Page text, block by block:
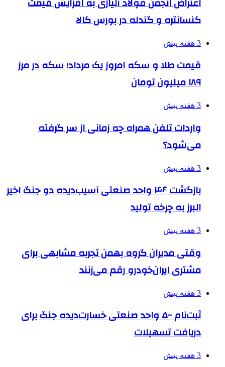
کنسانتره و گندله در بورس کالا
3 هفته پیش
قیمت طلا و سکه امروز یک مرداد؛ سکه در مرز
۱۸۹ میلیون تومان
3 هفته پیش
واردات تلفن همراه چه زمانی از سر گرفته
می‌شود؟
3 هفته پیش
بازگشت ۴۶ واحد صنعتی آسیب‌دیده دو جنگ اخیر
البرز به چرخه تولید
3 هفته پیش
وقتی مدیران گروه بهمن تجربه مشابهی برای
مشتری ایران‌خودرو رقم می‌زنند
3 هفته پیش
ثبت‌نام ۵۰۰ واحد صنعتی خسارت‌دیده جنگ برای
دریافت تسهیلات
3 هفته پیش